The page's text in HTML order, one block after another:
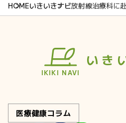
いきいきナビ放射線治療科に
IKIKI NAVI
いき
医療健康コラム